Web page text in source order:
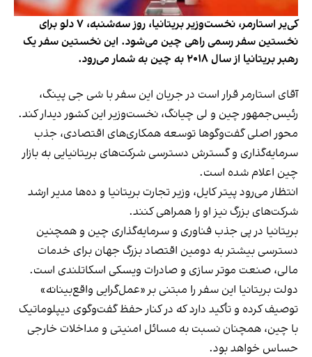
کی‌یر استارمر، نخست‌وزیر بریتانیا، روز سه‌شنبه، ۷ دلو برای
نخستین سفر رسمی راهی چین می‌شود. این نخستین سفر یک
رهبر بریتانیا از سال ۲۰۱۸ به چین به شمار می‌رود.
آقای استارمر قرار است در جریان این سفر با شی جی پینگ،
رئیس‌جمهور چین و لی چیانگ، نخست‌وزیر این کشور دیدار کند.
محور اصلی گفت‌وگوها توسعه همکاری‌های اقتصادی، جذب
سرمایه‌گذاری و گسترش دسترسی شرکت‌های بریتانیایی به بازار
چین اعلام شده است.
انتظار می‌رود پیتر کایل، وزیر تجارت بریتانیا و ده‌ها مدیر ارشد
شرکت‌های بزرگ نیز او را همراهی کنند.
بریتانیا در پی جذب فناوری و سرمایه‌گذاری چین و همچنین
دسترسی بیشتر به دومین اقتصاد بزرگ جهان برای خدمات
مالی، صنعت موتر سازی و صادرات ویسکی اسکاتلندی است.
دولت بریتانیا این سفر را مبتنی بر «عمل‌گرایی واقع‌بینانه»
توصیف کرده و تأکید دارد که در کنار حفظ گفت‌وگوی دیپلوماتیک
با چین، همچنان نسبت به مسائل امنیتی و مداخلات خارجی
حساس خواهد بود.